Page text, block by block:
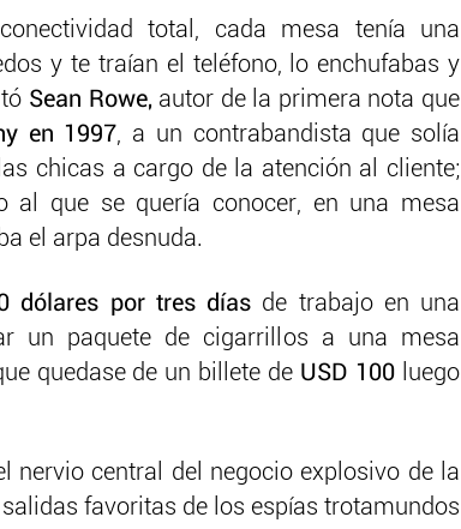
total, cada mesa tenía una
y te traían el teléfono, lo enchufabas y
Sean Rowe, autor de la primera nota que
en 1997, a un contrabandista que solía
chicas a cargo de la atención al cliente;
al que se quería conocer, en una mesa
el arpa desnuda.
dólares por tres días de trabajo en una
un paquete de cigarrillos a una mesa
quedase de un billete de USD 100 luego
nervio central del negocio explosivo de la
favoritas de los espías trotamundos